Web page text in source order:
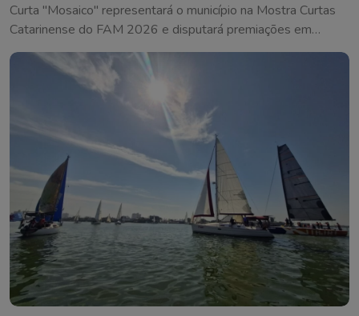
Curta "Mosaico" representará o município na Mostra Curtas
Catarinense do FAM 2026 e disputará premiações em
Florianópolis